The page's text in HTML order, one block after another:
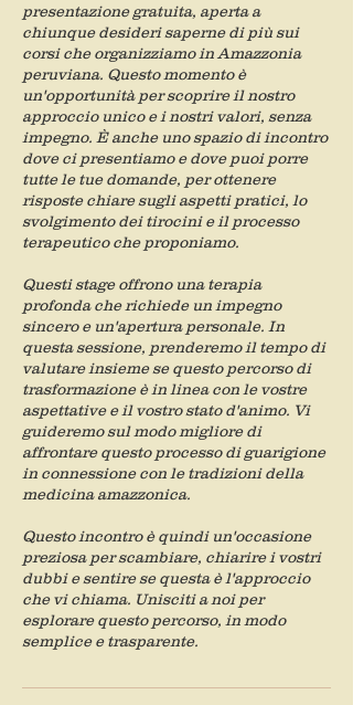
presentazione gratuita, aperta a
chiunque desideri saperne di più sui
corsi che organizziamo in Amazzonia
peruviana. Questo momento è
un'opportunità per scoprire il nostro
approccio unico e i nostri valori, senza
impegno. È anche uno spazio di incontro
dove ci presentiamo e dove puoi porre
tutte le tue domande, per ottenere
risposte chiare sugli aspetti pratici, lo
svolgimento dei tirocini e il processo
terapeutico che proponiamo.
Questi stage offrono una terapia
profonda che richiede un impegno
sincero e un'apertura personale. In
questa sessione, prenderemo il tempo di
valutare insieme se questo percorso di
trasformazione è in linea con le vostre
aspettative e il vostro stato d'animo. Vi
guideremo sul modo migliore di
affrontare questo processo di guarigione
in connessione con le tradizioni della
medicina amazzonica.
Questo incontro è quindi un'occasione
preziosa per scambiare, chiarire i vostri
dubbi e sentire se questa è l'approccio
che vi chiama. Unisciti a noi per
esplorare questo percorso, in modo
semplice e trasparente.